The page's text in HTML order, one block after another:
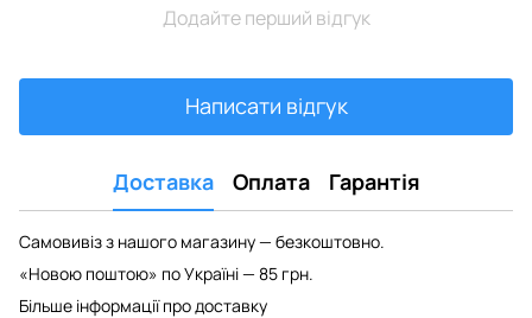
Додайте перший відгук
Написати відгук
Доставка Оплата Гарантія
Самовивіз з нашого магазину — безкоштовно.
«Новою поштою» по Україні — 85 грн.
Більше інформації про доставку